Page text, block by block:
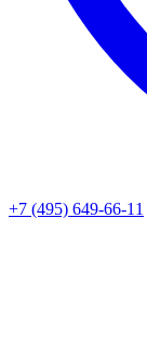
+7 (495) 649-66-11